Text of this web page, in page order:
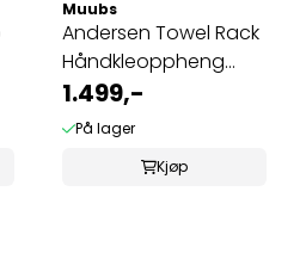
Muubs
Andersen Towel Rack
Håndkleoppheng
Lakkert Ask
1.499,-
På lager
Kjøp